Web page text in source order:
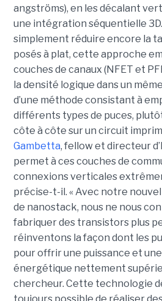
angströms), en les décalant
une intégration séquentielle
simplement réduire encore la
posés à plat, cette approche
couches de canaux (NFET et
la densité logique dans un
d’une méthode consistant à
différents types de puces,
côte à côte sur un circuit
Gambetta, fellow et directeur
permet à ces couches de
connexions verticales
précise-t-il. « Avec notre
de nanostack, nous ne nous
fabriquer des transistors plus
réinventons la façon dont les
pour offrir une puissance et
énergétique nettement
chercheur. Cette technologie